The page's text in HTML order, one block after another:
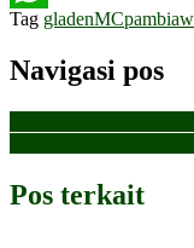
WhatsApp
Tag gladenMC
Navigasi pos
Pos terkait